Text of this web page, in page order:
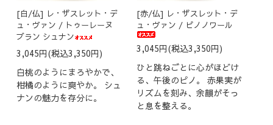
[白/仏] レ・ザスレット・デ
ュ・ヴァン / トゥーレーヌ
ブラン シュナン
3,045円(税込3,350円)
白桃のようにまろやかで、
柑橘のように爽やか。 シュ
ナンの魅力を存分に。
[赤/仏] レ・ザスレット・デ
ュ・ヴァン / ピノノワール
3,045円(税込3,350円)
ひと跳ねごとに心がほどけ
る、午後のピノ。 赤果実が
リズムを刻み、余韻がそっ
と息を整える。